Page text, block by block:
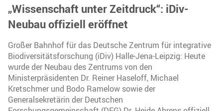
„Wissenschaft unter Zeitdruck“: iDiv-
Neubau offiziell eröffnet
Großer Bahnhof für das Deutsche Zentrum für integrative
Biodiversitätsforschung (iDiv) Halle-Jena-Leipzig: Heute
wurde der Neubau des Zentrums von den
Ministerpräsidenten Dr. Reiner Haseloff, Michael
Kretschmer und Bodo Ramelow sowie der
Generalsekretärin der Deutschen